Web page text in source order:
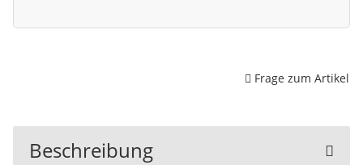
Frage zum Artikel
Beschreibung